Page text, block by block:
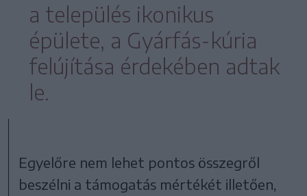
a település ikonikus
épülete, a Gyárfás-kúria
felújítása érdekében adtak
le.
Egyelőre nem lehet pontos összegről
beszélni a támogatás mértékét illetően,